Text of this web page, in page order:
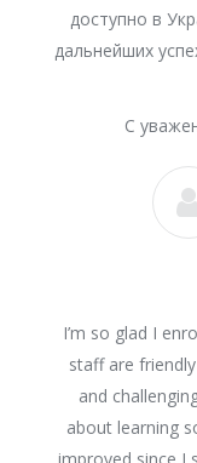
доступно в
дальнейших
С
I’m so glad I
staff are
and
about learning